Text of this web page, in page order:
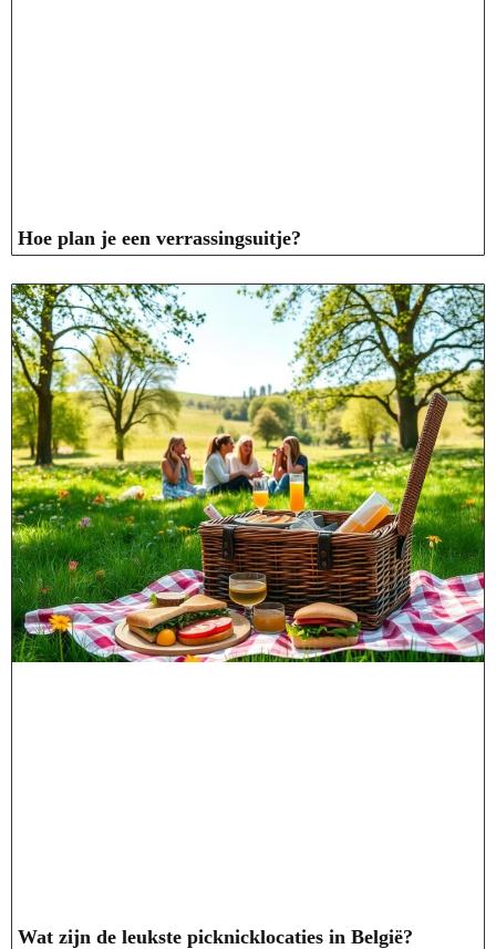
Hoe plan je een verrassingsuitje?
Wat zijn de leukste picknicklocaties in België?